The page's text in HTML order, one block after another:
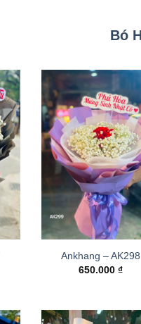
Bó
Ankhang – AK298
650.000₫